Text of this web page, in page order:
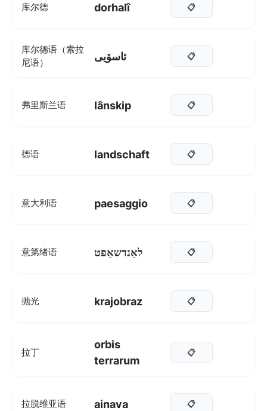
库尔德 dorhalî 📋
库尔德语（索拉
尼语）
ئاسۆیی 📋
弗里斯兰语 lânskip 📋
德语 landschaft 📋
意大利语 paesaggio 📋
意第绪语 לאַנדשאַפט 📋
抛光 krajobraz 📋
拉丁
orbis
terrarum
📋
拉脱维亚语 ainava 📋